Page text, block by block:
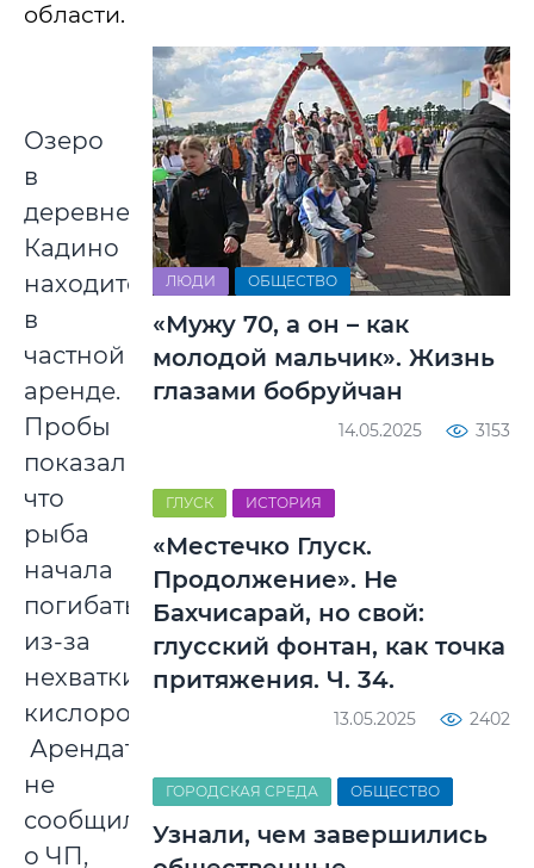
области.
Озеро
в
деревне
Кадино
находится
в
частной
аренде.
Пробы
показали,
что
рыба
начала
погибать
из-за
нехватки
кислорода.
Арендатор
не
сообщил
о ЧП,
ЛЮДИ ОБЩЕСТВО
«Мужу 70, а он – как
молодой мальчик». Жизнь
глазами бобруйчан
14.05.2025 3153
ГЛУСК ИСТОРИЯ
«Местечко Глуск.
Продолжение». Не
Бахчисарай, но свой:
глусский фонтан, как точка
притяжения. Ч. 34.
13.05.2025 2402
ГОРОДСКАЯ СРЕДА ОБЩЕСТВО
Узнали, чем завершились